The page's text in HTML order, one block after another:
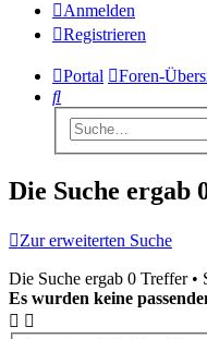
Anmelden
Registrieren
Portal Foren-
Suche
Die Suche ergab
Zur erweiterten Suche
Die Suche ergab 0 Treffer •
Es wurden keine